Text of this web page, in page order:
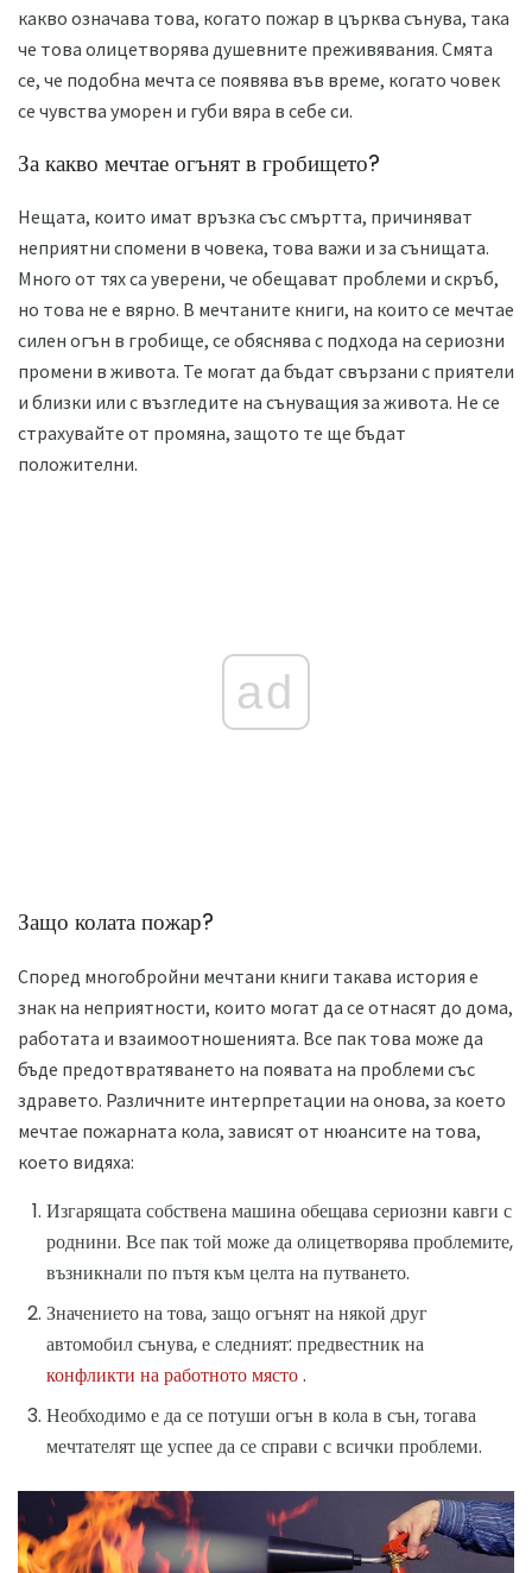
какво означава това, когато пожар в църква сънува, така
че това олицетворява душевните преживявания. Смята
се, че подобна мечта се появява във време, когато човек
се чувства уморен и губи вяра в себе си.
За какво мечтае огънят в гробището?
Нещата, които имат връзка със смъртта, причиняват
неприятни спомени в човека, това важи и за сънищата.
Много от тях са уверени, че обещават проблеми и скръб,
но това не е вярно. В мечтаните книги, на които се мечтае
силен огън в гробище, се обяснява с подхода на сериозни
промени в живота. Те могат да бъдат свързани с приятели
и близки или с възгледите на сънуващия за живота. Не се
страхувайте от промяна, защото те ще бъдат
положителни.
ad
Защо колата пожар?
Според многобройни мечтани книги такава история е
знак на неприятности, които могат да се отнасят до дома,
работата и взаимоотношенията. Все пак това може да
бъде предотвратяването на появата на проблеми със
здравето. Различните интерпретации на онова, за което
мечтае пожарната кола, зависят от нюансите на това,
което видяха:
Изгарящата собствена машина обещава сериозни кавги с
роднини. Все пак той може да олицетворява проблемите,
възникнали по пътя към целта на путването.
Значението на това, защо огънят на някой друг
автомобил сънува, е следният: предвестник на
конфликти на работното място.
Необходимо е да се потуши огън в кола в сън, тогава
мечтателят ще успее да се справи с всички проблеми.